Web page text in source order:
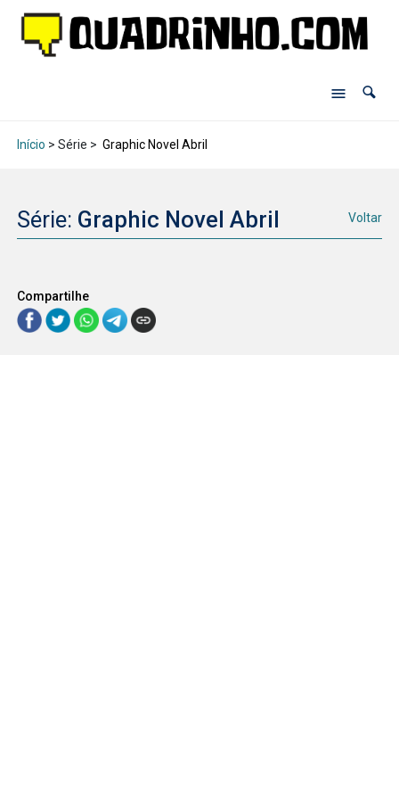
Início > Série > Graphic Novel Abril
Série: Graphic Novel Abril Voltar
Compartilhe